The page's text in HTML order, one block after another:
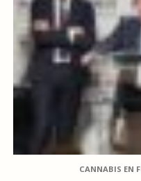
CANNABIS EN